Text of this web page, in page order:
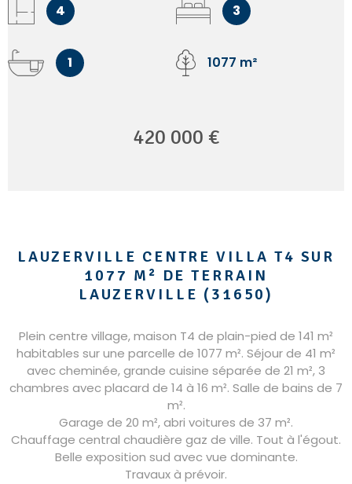
4 3
1 1077 m²
420 000 €
LAUZERVILLE CENTRE VILLA T4 SUR
1077 M² DE TERRAIN
LAUZERVILLE (31650)
Plein centre village, maison T4 de plain-pied de 141 m²
habitables sur une parcelle de 1077 m². Séjour de 41 m²
avec cheminée, grande cuisine séparée de 21 m², 3
chambres avec placard de 14 à 16 m². Salle de bains de 7
m².
Garage de 20 m², abri voitures de 37 m².
Chauffage central chaudière gaz de ville. Tout à l'égout.
Belle exposition sud avec vue dominante.
Travaux à prévoir.